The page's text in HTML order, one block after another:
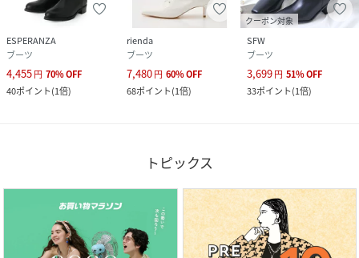
ESPERANZA
ブーツ
4,455円 70%OFF
40ポイント(1倍)
rienda
ブーツ
7,480円 60%OFF
68ポイント(1倍)
クーポン対象
SFW
ブーツ
3,699円 51%OFF
33ポイント(1倍)
トピックス